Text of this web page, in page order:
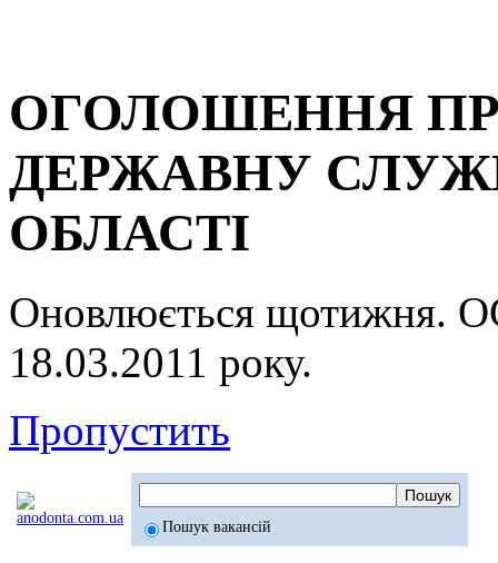
ОГОЛОШЕННЯ
ДЕРЖАВНУ
ОБЛАСТІ
Оновлюється
18.03.2011 року.
Пропустить
Пошук вакансій